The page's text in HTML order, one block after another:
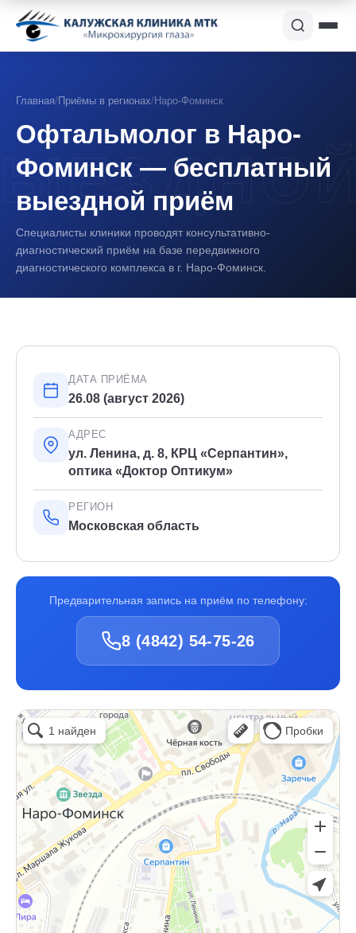
Главная/Приёмы в регионах/Наро-Фоминск
Офтальмолог в Наро-
Фоминск — бесплатный
выездной приём
Специалисты клиники проводят консультативно-
диагностический приём на базе передвижного
диагностического комплекса в г. Наро-Фоминск.
ДАТА ПРИЁМА
26.08 (август 2026)
АДРЕС
ул. Ленина, д. 8, КРЦ «Серпантин»,
оптика «Доктор Оптикум»
РЕГИОН
Московская область
Предварительная запись на приём по телефону:
8 (4842) 54-75-26